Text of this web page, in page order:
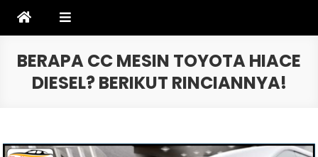
BERAPA CC MESIN TOYOTA HIACE
DIESEL? BERIKUT RINCIANNYA!